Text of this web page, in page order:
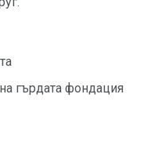
гърдата фондация